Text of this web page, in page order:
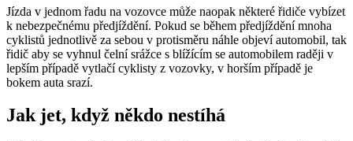
Jízda v jednom řadu na vozovce může naopak některé řidiče vybízet
k nebezpečnému předjíždění. Pokud se během předjíždění mnoha
cyklistů jednotlivě za sebou v protisměru náhle objeví automobil, tak
řidič aby se vyhnul čelní srážce s blížícím se automobilem raději v
lepším případě vytlačí cyklisty z vozovky, v horším případě je
bokem auta srazí.
Jak jet, když někdo nestíhá